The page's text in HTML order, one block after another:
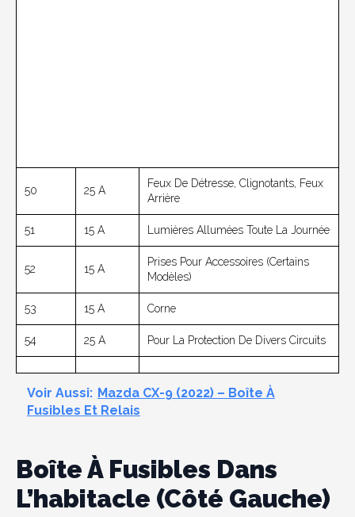
50 25 A
Feux De Détresse, Clignotants, Feux
Arrière
51 15 A Lumières Allumées Toute La Journée
52 15 A
Prises Pour Accessoires (Certains
Modèles)
53 15 A Corne
54 25 A Pour La Protection De Divers Circuits
Voir Aussi: Mazda CX-9 (2022) – Boîte À
Fusibles Et Relais
Boîte À Fusibles Dans
L’habitacle (côté Gauche)